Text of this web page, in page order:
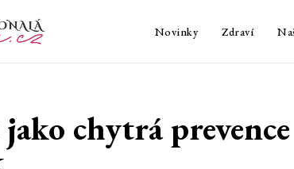
Novinky Zdraví
chytrá